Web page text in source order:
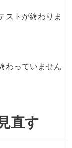
ストが終わりま
わっていません
直す